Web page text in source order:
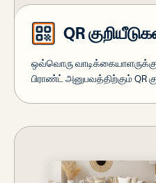
QR
ஒவ்வொரு
பிராண்ட் அனுபவத்திற்கும் QR